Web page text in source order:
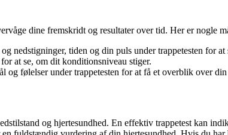
dine fremskridt og resultater over tid. Her er nogle
nedstigninger, tiden og din puls under trappetesten for
at se, om dit konditionsniveau stiger.
og følelser under trappetesten for at få et overblik over
og hjertesundhed. En effektiv trappetest kan